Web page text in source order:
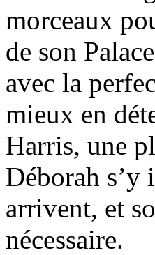
morceaux
de son
avec la
mieux en
Harris, une
Déborah s’y
arrivent, et
nécessaire.